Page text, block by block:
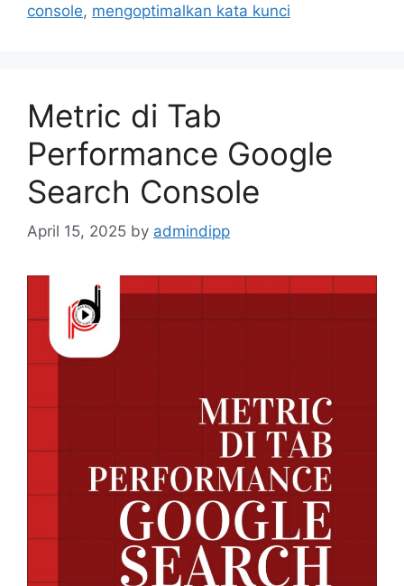
console, mengoptimalkan kata kunci
Metric di Tab
Performance Google
Search Console
April 15, 2025 by admindipp